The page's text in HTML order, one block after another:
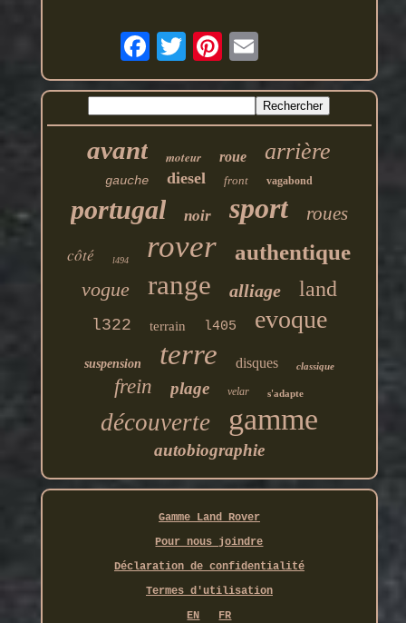
avant moteur roue arrière
gauche diesel front vagabond
portugal noir sport roues
côté l494 rover authentique
vogue range alliage land
l322 terrain l405 evoque
suspension terre disques classique
frein plage velar s'adapte
découverte gamme
autobiographie
Gamme Land Rover
Pour nous joindre
Déclaration de confidentialité
Termes d'utilisation
EN
FR